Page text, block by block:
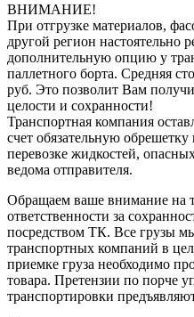
ВНИМАНИЕ!
При отгрузке материалов,
другой регион настоятельно
дополнительную опцию у
паллетного борта. Средняя
руб. Это позволит Вам
целости и сохранности!
Транспортная компания
счет обязательную
перевозке жидкостей,
ведома отправителя.
Обращаем ваше внимание на
ответственности за
посредством ТК. Все грузы
транспортных компаний в
приемке груза необходимо
товара. Претензии по порче
транспортировки